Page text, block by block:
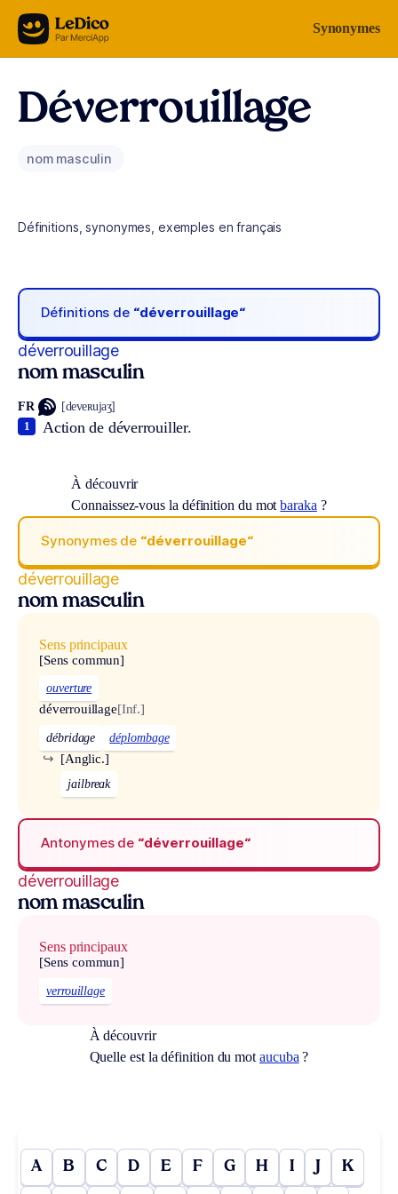
Aller au contenu Synonymes
Déverrouillage
nom masculin
Définitions, synonymes, exemples en français
Définitions de “déverrouillage“
déverrouillage
nom masculin
FR [deveʀujaʒ]
Action de déverrouiller.
1
À découvrir
Connaissez-vous la définition du motbaraka ?
Synonymes de “déverrouillage“
déverrouillage
nom masculin
Sens principaux
[Sens commun]
ouverture
déverrouillage[Inf.]
débridage déplombage
[Anglic.]
↪
jailbreak
Antonymes de “déverrouillage“
déverrouillage
nom masculin
Sens principaux
[Sens commun]
verrouillage
À découvrir
Quelle est la définition du motaucuba ?
A B C D E F G H I J K